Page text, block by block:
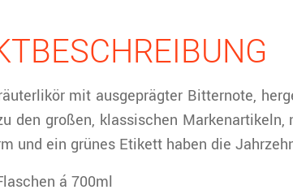
mit ausgeprägter Bitternote,
den großen, klassischen
und ein grünes Etikett haben die
á 700ml